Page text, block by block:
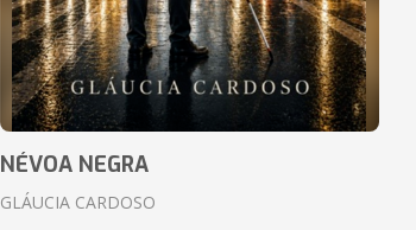
NÉVOA NEGRA
GLÁUCIA CARDOSO